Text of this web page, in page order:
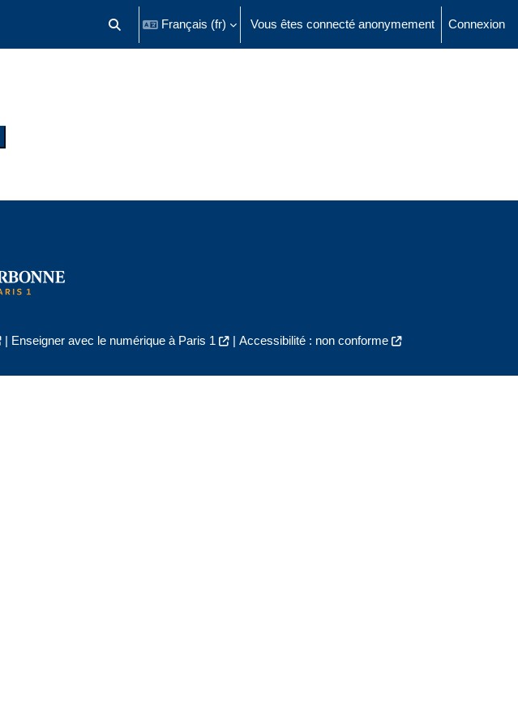
Activer/désactiver la saisie de recherche
Français ‎(fr)‎ Vous êtes connecté anonymement Connexion
| Enseigner avec le numérique à Paris 1 | Accessibilité : non conforme